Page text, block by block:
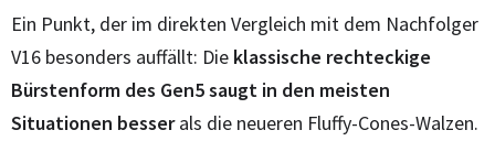
Ein Punkt, der im direkten Vergleich mit dem Nachfolger
V16 besonders auffällt: Die klassische rechteckige
Bürstenform des Gen5 saugt in den meisten
Situationen besserals die neueren Fluffy-Cones-Walzen.